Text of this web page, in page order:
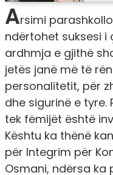
Arsimi
ndërtohet suksesi i
ardhmja e gjithë
jetës janë më të
personalitetit, për
dhe sigurinë e
tek fëmijët është
Kështu ka thënë
për Integrim për
Osmani, ndërsa